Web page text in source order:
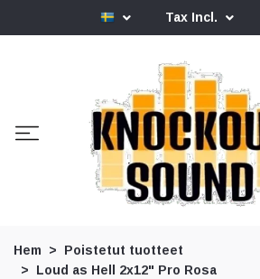
Tax Incl.
Hem
Poistetut tuotteet
Loud as Hell 2x12" Pro Rosa